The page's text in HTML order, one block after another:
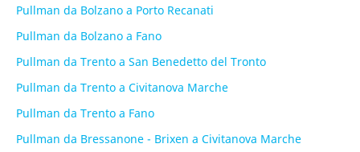
Pullman da Bolzano a Porto Recanati
Pullman da Bolzano a Fano
Pullman da Trento a San Benedetto del Tronto
Pullman da Trento a Civitanova Marche
Pullman da Trento a Fano
Pullman da Bressanone - Brixen a Civitanova Marche